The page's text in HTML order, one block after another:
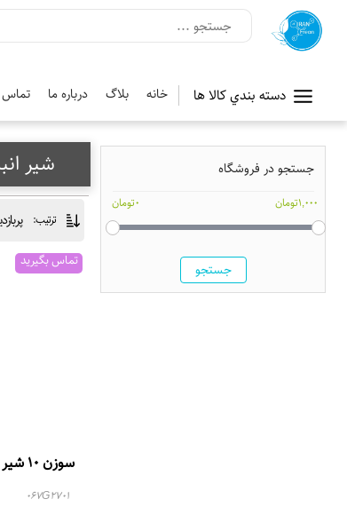
دسته بندي کالا ها خانه بلاگ درباره ما تماس
جستجو در فروشگاه
1,000تومان 0تومان
جستجو
شیر
ترتیب:
سوزن 10 شیر انبساط TE 55 دانفوس
067G2701
تماس بگیرید